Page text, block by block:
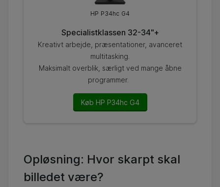
HP P34hc G4
Specialistklassen 32-34"+
Kreativt arbejde, præsentationer, avanceret
multitasking.
Maksimalt overblik, særligt ved mange åbne
programmer.
Køb HP P34hc G4
Opløsning: Hvor skarpt skal
billedet være?